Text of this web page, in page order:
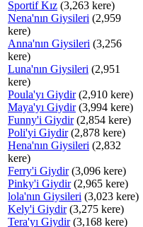
Sportif Kız (3,263 kere)
Nena'nın Giysileri (2,959
kere)
Anna'nın Giysileri (3,256
kere)
Luna'nın Giysileri (2,951
kere)
Poula'yı Giydir(2,910 kere)
Maya'yı Giydir(3,994 kere)
Funny'i Giydir(2,854 kere)
Poli'yi Giydir(2,878 kere)
Hena'nın Giysileri (2,832
kere)
Ferry'i Giydir(3,096 kere)
Pinky'i Giydir(2,965 kere)
lola'nın Giysileri (3,023 kere)
Kely'i Giydir(3,275 kere)
Tera'yı Giydir(3,168 kere)